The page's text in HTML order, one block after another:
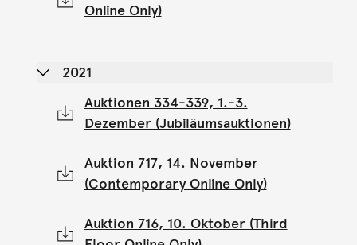
Online Only)
2021
Auktionen 334-339, 1.-3.
Dezember (Jubiläumsauktionen)
Auktion 717, 14. November
(Contemporary Online Only)
Auktion 716, 10. Oktober (Third